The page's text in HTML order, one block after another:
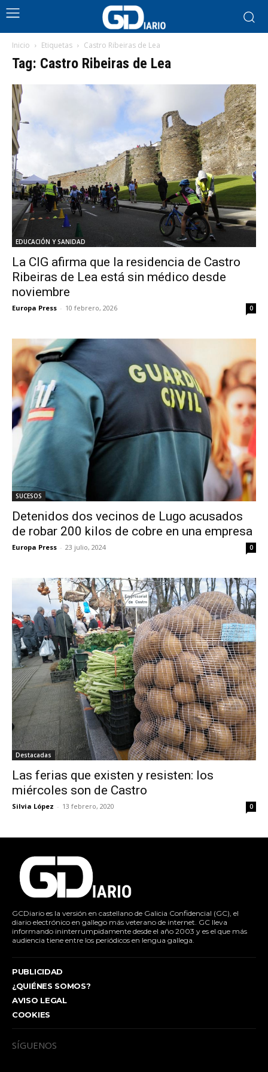
Inicio Etiquetas Castro Ribeiras de Lea
Tag: Castro Ribeiras de Lea
EDUCACIÓN Y SANIDAD
La CIG afirma que la residencia de Castro
Ribeiras de Lea está sin médico desde
noviembre
Europa Press - 10 febrero, 2026 0
SUCESOS
Detenidos dos vecinos de Lugo acusados
de robar 200 kilos de cobre en una empresa
Europa Press - 23 julio, 2024 0
Destacadas
Las ferias que existen y resisten: los
miércoles son de Castro
Silvia López - 13 febrero, 2020 0
GCDiario es la versión en castellano de Galicia Confidencial (GC), el
diario electrónico en gallego más veterano de internet. GC lleva
informando ininterrumpidamente desde el año 2003 y es el que más
audiencia tiene entre los periódicos en lengua gallega.
PUBLICIDAD
¿QUIÉNES SOMOS?
AVISO LEGAL
COOKIES
SÍGUENOS